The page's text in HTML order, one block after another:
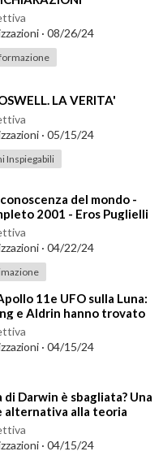
ai pazienti, agli ope
dei pazienti, agli studen
e a chiunque sia i
ed alle neuroscie
bit.ly/2zGIJor
Bene, allora isc
sul web tramite il
2JdjocY
2JMqNjZ
SULLA GUERRA IN
· 08/26/24
LA VERITA'
· 05/15/24
Inspiegabili
del mondo -
2001 - Eros Puglielli
· 04/22/24
11e UFO sulla Luna:
e Aldrin hanno trovato
· 04/15/24
di Darwin è sbagliata? Una
alternativa alla teoria
· 04/15/24